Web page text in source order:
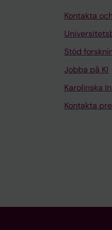
Kontakta
Stöd
Jobba på KI
Karolinska
Kontakta